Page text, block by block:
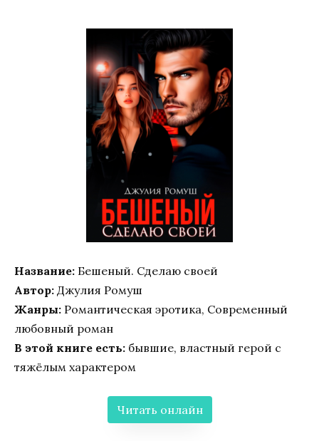
Название: Бешеный. Сделаю своей
Автор: Джулия Ромуш
Жанры: Романтическая эротика, Современный
любовный роман
В этой книге есть: бывшие, властный герой с
тяжёлым характером
Читать онлайн